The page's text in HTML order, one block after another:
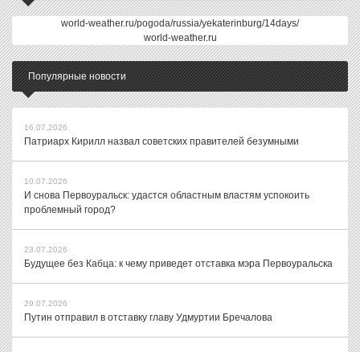
world-weather.ru/pogoda/russia/yekaterinburg/14days/
world-weather.ru
Популярные новости
16.07.2026
Патриарх Кирилл назвал советских правителей безумными
10.07.2026
И снова Первоуральск: удастся областным властям успокоить
проблемный город?
23.07.2026
Будущее без Кабца: к чему приведет отставка мэра Первоуральска
29.07.2026
Путин отправил в отставку главу Удмуртии Бречалова